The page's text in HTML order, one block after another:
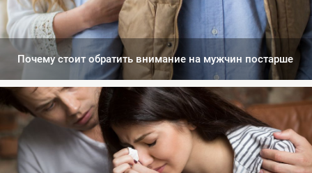
Почему стоит обратить внимание на мужчин постарше